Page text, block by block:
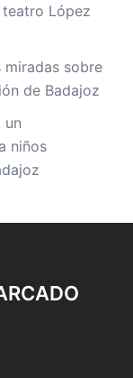
López
miradas sobre
de Badajoz
un
niños